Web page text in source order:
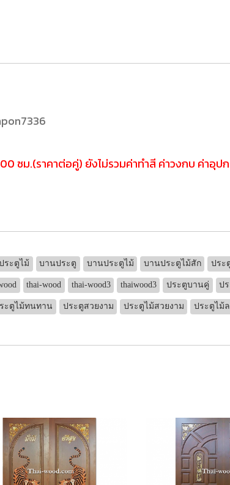
ซม.(ราคาต่อคู่) ยังไม่รวมค่าทำสี ค่าวงกบ ค่าอุ
ระตูไม้ บานประตู บานประตูไม้ บานประตูไม้สัก ประ
thai-wood thai-wood3 thaiwood3 ประตูบานคู่ ป
ะตูไม้ทนทาน ประตูสวยงาม ประตูไม้สวยงาม ประตูไม้